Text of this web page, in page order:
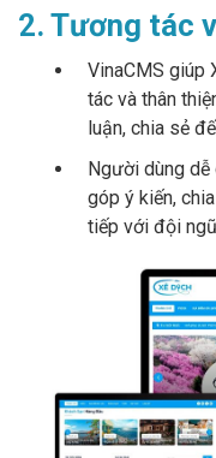
2. Tương tác
VinaCMS giúp
tác và thân
luận, chia sẻ
Người dùng
góp ý kiến,
tiếp với đội